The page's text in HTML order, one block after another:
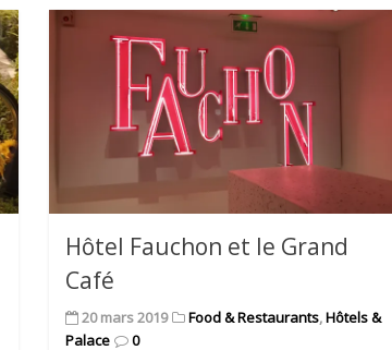
Hôtel Fauchon et le Grand
Café
20 mars 2019 Food & Restaurants,Hôtels &
Palace
0